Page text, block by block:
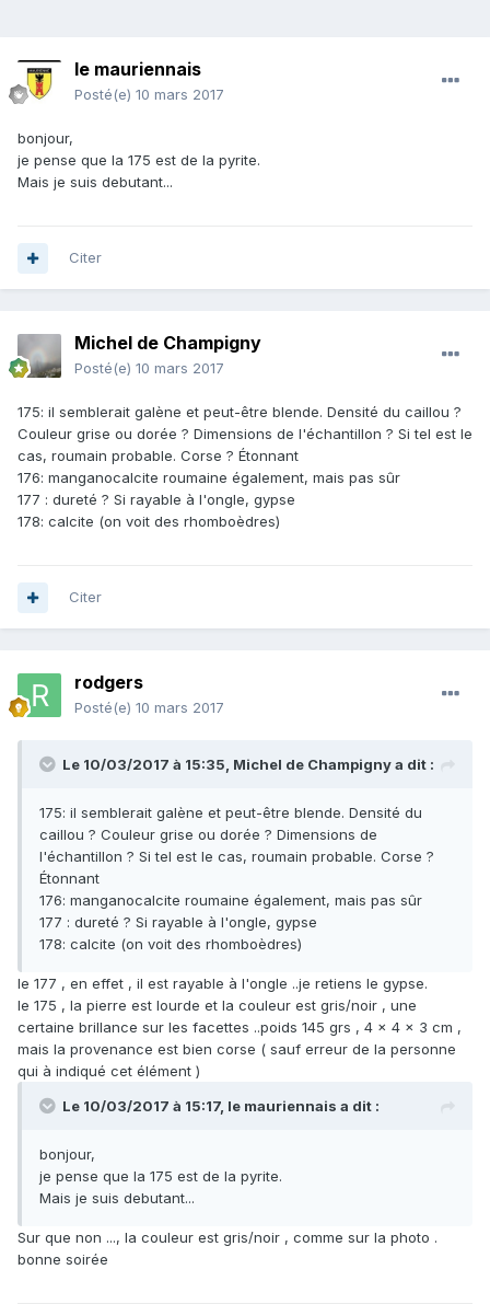
le mauriennais
Posté(e) 10 mars 2017
bonjour,
je pense que la 175 est de la pyrite.
Mais je suis debutant...
Citer
Michel de Champigny
Posté(e) 10 mars 2017
175: il semblerait galène et peut-être blende. Densité du caillou ?
Couleur grise ou dorée ? Dimensions de l'échantillon ? Si tel est le
cas, roumain probable. Corse ? Étonnant
176: manganocalcite roumaine également, mais pas sûr
177 : dureté ? Si rayable à l'ongle, gypse
178: calcite (on voit des rhomboèdres)
Citer
rodgers
Posté(e) 10 mars 2017
Le 10/03/2017 à 15:35, Michel de Champignya dit :
175: il semblerait galène et peut-être blende. Densité du
caillou ? Couleur grise ou dorée ? Dimensions de
l'échantillon ? Si tel est le cas, roumain probable. Corse ?
Étonnant
176: manganocalcite roumaine également, mais pas sûr
177 : dureté ? Si rayable à l'ongle, gypse
178: calcite (on voit des rhomboèdres)
le 177 , en effet , il est rayable à l'ongle ..je retiens le gypse.
le 175 , la pierre est lourde et la couleur est gris/noir , une
certaine brillance sur les facettes ..poids 145 grs , 4 x 4 x 3 cm ,
mais la provenance est bien corse ( sauf erreur de la personne
qui à indiqué cet élément )
Le 10/03/2017 à 15:17, le mauriennais a dit :
bonjour,
je pense que la 175 est de la pyrite.
Mais je suis debutant...
Sur que non ..., la couleur est gris/noir , comme sur la photo .
bonne soirée